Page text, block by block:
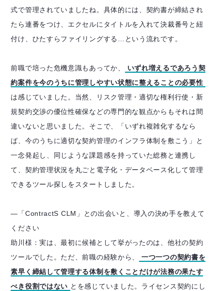
式で管理されていましたね。具体的には、契約書が締結され
たら連番をつけ、エクセルにタイトルを入れて決裁番号と紐
付け、ひたすらファイリングする…という流れです。
前職で培った危機意識もあってか、
いずれ増えるであろう契
約案件を今のうちに管理しやすい状態に整えることの必要性
は感じていました。当然、リスク管理・適切な権利行使・新
規契約交渉の優位性確保などの専門的な観点からもそれは間
違いないと思いました。そこで、「いずれ複雑化するなら
ば、今のうちに適切な契約管理のインフラ体制を敷こう」と
一念発起し、同じような課題感を持っていた総務と連携し
て、契約管理状況を丸ごと電子化・データベース化して管理
できるツール探しをスタートしました。
―「ContractS CLM」との出会いと、導入の決め手を教えて
ください
助川様：実は、最初に候補として挙がったのは、他社の契約
ツールでした。ただ、前職の経験から、
一つ一つの契約書を
素早く締結して管理する体制を敷くことだけが法務の果たす
べき役割ではない とを感じていました。ライセンス契約にし